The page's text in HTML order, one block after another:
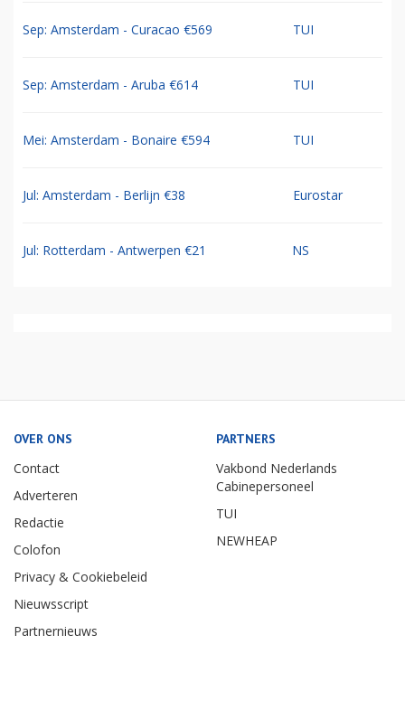
Sep: Amsterdam - Curacao €569 TUI
Sep: Amsterdam - Aruba €614 TUI
Mei: Amsterdam - Bonaire €594 TUI
Jul: Amsterdam - Berlijn €38 Eurostar
Jul: Rotterdam - Antwerpen €21 NS
OVER ONS
Contact
Adverteren
Redactie
Colofon
Privacy & Cookiebeleid
Nieuwsscript
Partnernieuws
PARTNERS
Vakbond Nederlands
Cabinepersoneel
TUI
NEWHEAP